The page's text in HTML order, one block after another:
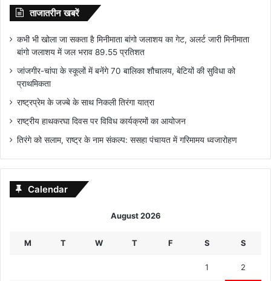
ताजातरीन खबरें
कभी भी खोला जा सकता है मिनीमाता बांगो जलाशय का गेट, अलर्ट जारी मिनीमाता
बांगो जलाशय में जल भराव 89.55 प्रतिशत
जांजगीर-चांपा के स्कूलों में बनेंगे 70 बालिका शौचालय, बेटियों की सुविधा को
प्राथमिकता
राष्ट्रप्रेम के जज्बे के साथ निकली तिरंगा यात्रा
राष्ट्रीय हाथकरघा दिवस पर विविध कार्यक्रमों का आयोजन
तिरंगे को सलाम, राष्ट्र के नाम संकल्प: ससहा पंचायत में गरिमामय ध्वजारोहण
Calendar
August 2026
M T W T F S S
1 2